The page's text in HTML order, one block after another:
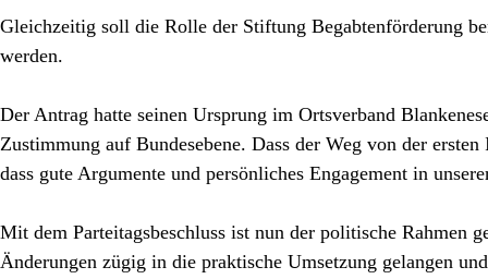
Gleichzeitig soll die Rolle der Stiftung Begabtenförderung
werden.
Der Antrag hatte seinen Ursprung im Ortsverband
Zustimmung auf Bundesebene. Dass der Weg von der
dass gute Argumente und persönliches Engagement in
Mit dem Parteitagsbeschluss ist nun der politische Rahmen
Änderungen zügig in die praktische Umsetzung gelangen